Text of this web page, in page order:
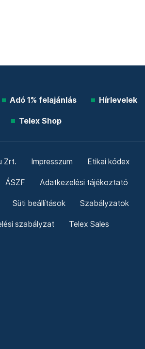
Adó 1% felajánlás Hírlevelek
Telex Shop
Zrt. Impresszum Etikai kódex
ÁSZF Adatkezelési tájékoztató
Süti beállítások Szabályzatok
szabályzat Telex Sales